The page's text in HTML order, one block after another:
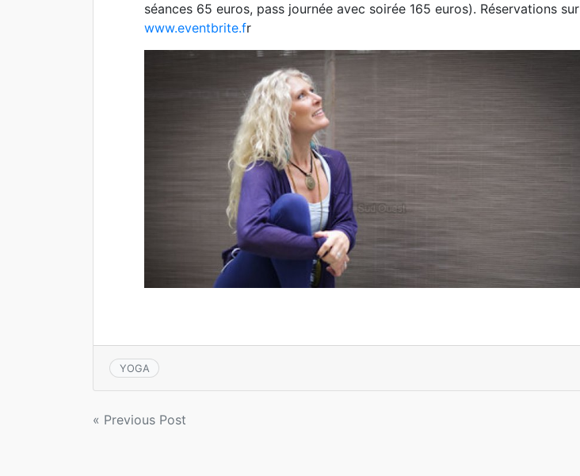
séances 65 euros, pass journée avec soirée 165 euros). Réservations sur
www.eventbrite.fr
YOGA
Navigation
« Previous Post